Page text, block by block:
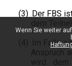
Wenn Sie weiter
(3) Der FBS
dem
(4) Im Falle
Anspruch
wird dem